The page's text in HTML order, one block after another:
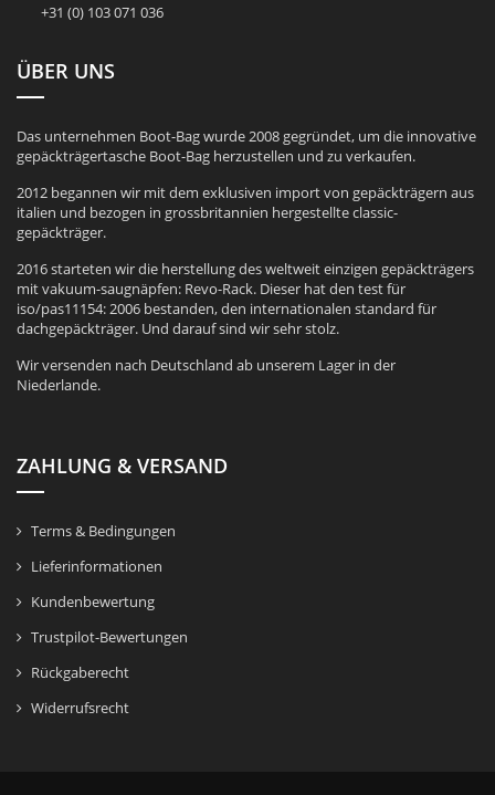
+31 (0) 103 071 036
ÜBER UNS
Das unternehmen Boot-Bag wurde 2008 gegründet, um die innovative
gepäckträgertasche Boot-Bag herzustellen und zu verkaufen.
2012 begannen wir mit dem exklusiven import von gepäckträgern aus
italien und bezogen in grossbritannien hergestellte classic-
gepäckträger.
2016 starteten wir die herstellung des weltweit einzigen gepäckträgers
mit vakuum-saugnäpfen: Revo-Rack. Dieser hat den test für
iso/pas11154: 2006 bestanden, den internationalen standard für
dachgepäckträger. Und darauf sind wir sehr stolz.
Wir versenden nach Deutschland ab unserem Lager in der
Niederlande.
ZAHLUNG & VERSAND
Terms & Bedingungen
Lieferinformationen
Kundenbewertung
Trustpilot-Bewertungen
Rückgaberecht
Widerrufsrecht